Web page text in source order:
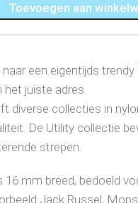
Toevoegen aan
een eigentijds
het juiste adres.
diverse collecties in
De Utility collectie
strepen.
16 mm breed, bedoeld
Jack Russel,